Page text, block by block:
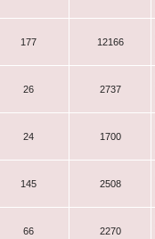
177 12166
26 2737
24 1700
145 2508
66 2270